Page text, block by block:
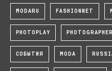
MODARU FASHIONNET
PHOTOPLAY PHOTOGRAPHER
СОБЫТИЯ MODA